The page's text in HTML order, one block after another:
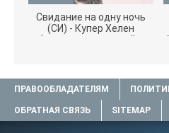
Свидание на одну ночь
(СИ) - Купер Хелен
(читать книги онлайн
ПРАВООБЛАДАТЕЛЯМ
ОБРАТНАЯ СВЯЗЬ SITEMAP